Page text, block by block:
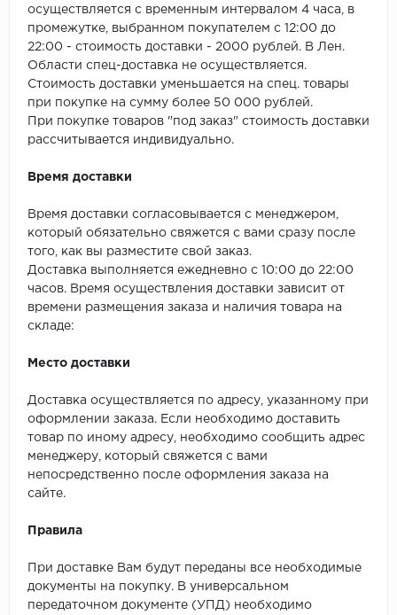
осуществляется с временным интервалом 4 часа, в
промежутке, выбранном покупателем с 12:00 до
22:00 - стоимость доставки - 2000 рублей. В Лен.
Области спец-доставка не осуществляется.
Стоимость доставки уменьшается на спец. товары
при покупке на сумму более 50 000 рублей.
При покупке товаров "под заказ" стоимость доставки
рассчитывается индивидуально.
Время доставки
Время доставки согласовывается с менеджером,
который обязательно свяжется с вами сразу после
того, как вы разместите свой заказ.
Доставка выполняется ежедневно с 10:00 до 22:00
часов. Время осуществления доставки зависит от
времени размещения заказа и наличия товара на
складе:
Место доставки
Доставка осуществляется по адресу, указанному при
оформлении заказа. Если необходимо доставить
товар по иному адресу, необходимо сообщить адрес
менеджеру, который свяжется с вами
непосредственно после оформления заказа на
сайте.
Правила
При доставке Вам будут переданы все необходимые
документы на покупку. В универсальном
передаточном документе (УПД) необходимо